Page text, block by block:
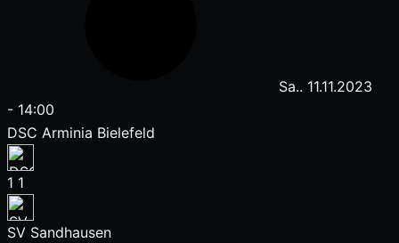
Sa.. 11.11.2023
- 14:00
DSC Arminia Bielefeld
1 1
SV Sandhausen